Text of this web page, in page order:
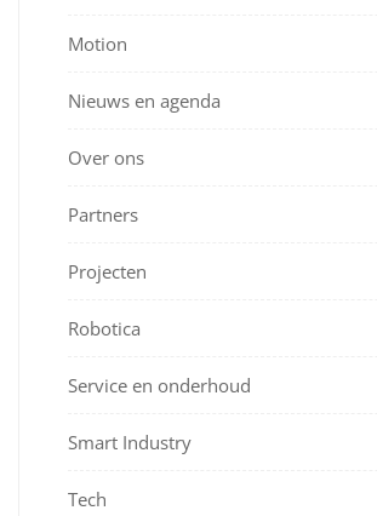
Motion
Nieuws en agenda
Over ons
Partners
Projecten
Robotica
Service en onderhoud
Smart Industry
Tech